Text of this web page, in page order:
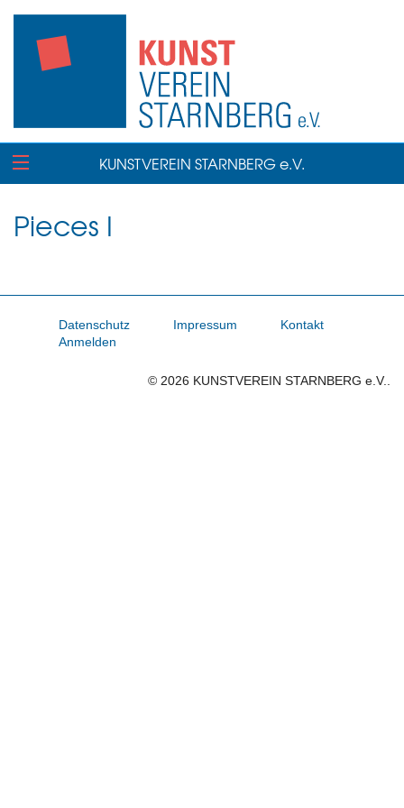
KUNSTVEREIN STARNBERG e.V.
Pieces I
Datenschutz Impressum
Kontakt
Anmelden
© 2026 KUNSTVEREIN STARNBERG e.V..